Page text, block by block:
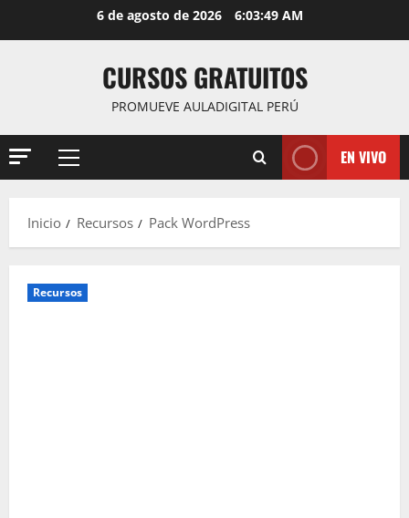
6 de agosto de 2026 6:03:50 AM
CURSOS GRATUITOS
PROMUEVE AULADIGITAL PERÚ
Menú
EN VIVO
Inicio Recursos Pack WordPress
Recursos